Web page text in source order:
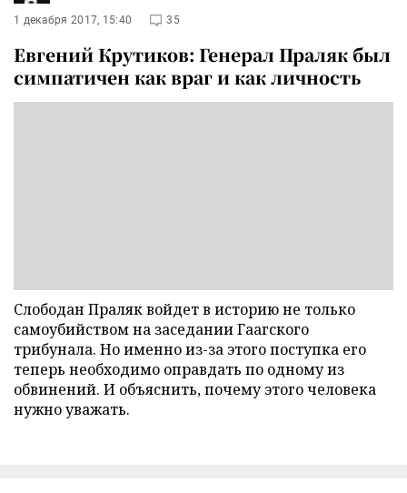
1 декабря 2017, 15:40 35
Евгений Крутиков: Генерал Праляк был
симпатичен как враг и как личность
Слободан Праляк войдет в историю не только
самоубийством на заседании Гаагского
трибунала. Но именно из-за этого поступка его
теперь необходимо оправдать по одному из
обвинений. И объяснить, почему этого человека
нужно уважать.